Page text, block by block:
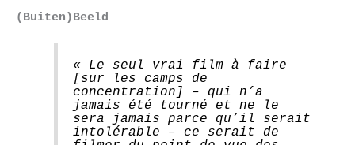
(Buiten)Beeld
« Le seul vrai film à faire
[sur les camps de
concentration] – qui n’a
jamais été tourné et ne le
sera jamais parce qu’il serait
intolérable – ce serait de